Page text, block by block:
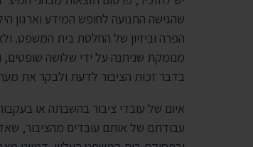
שהגישה התנועה לחופש המידע וארגון
הפרה וביזיון של החלטת בית המשפט.
מנומקת שניתנה על ידי שלושה
בדבר זכות הציבור לדעת ולבקר את
איום של עובדי ציבור בהשבתה או
עבודתם של אותם עובדים מהציבור,